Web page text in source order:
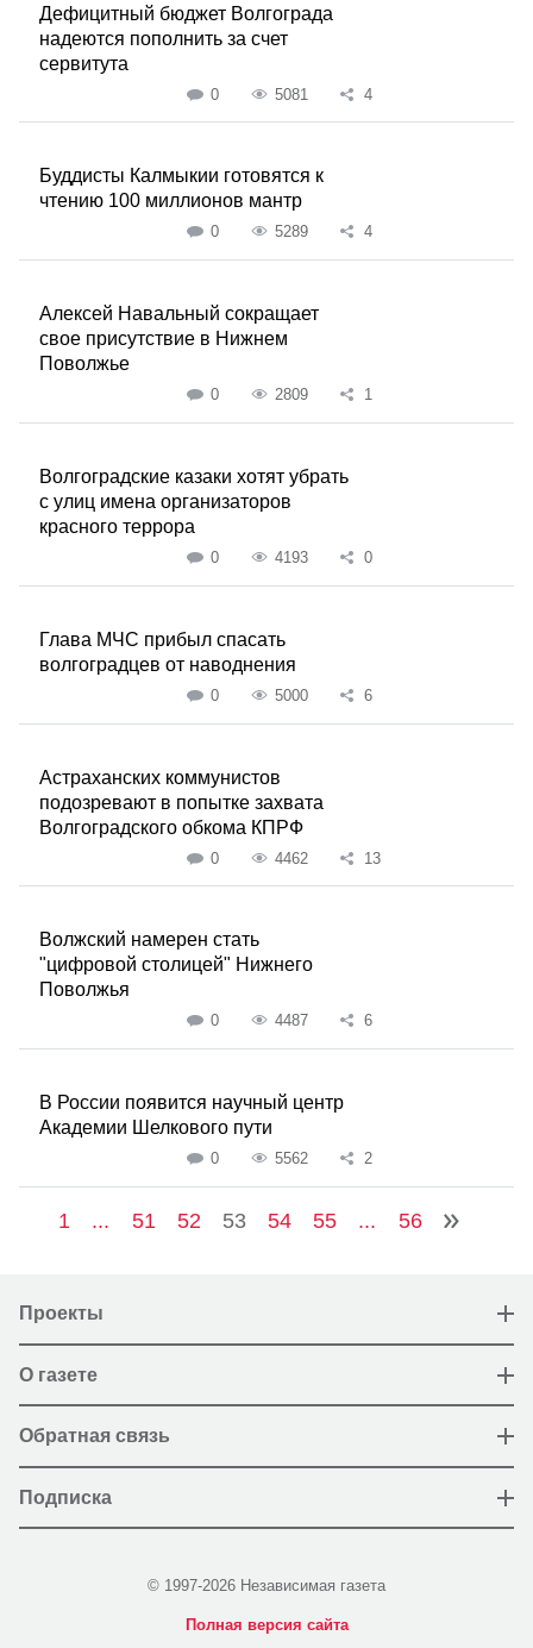
Дефицитный бюджет Волгограда
надеются пополнить за счет
сервитута
0 5081 4
Буддисты Калмыкии готовятся к
чтению 100 миллионов мантр
0 5289 4
Алексей Навальный сокращает
свое присутствие в Нижнем
Поволжье
0 2809 1
Волгоградские казаки хотят убрать
с улиц имена организаторов
красного террора
0 4193 0
Глава МЧС прибыл спасать
волгоградцев от наводнения
0 5000 6
Астраханских коммунистов
подозревают в попытке захвата
Волгоградского обкома КПРФ
0 4462 13
Волжский намерен стать
"цифровой столицей" Нижнего
Поволжья
0 4487 6
В России появится научный центр
Академии Шелкового пути
0 5562 2
1 ... 51 52 53 54 55 ... 56
Проекты
О газете
Обратная связь
Подписка
© 1997-2026 Независимая газета
Полная версия сайта